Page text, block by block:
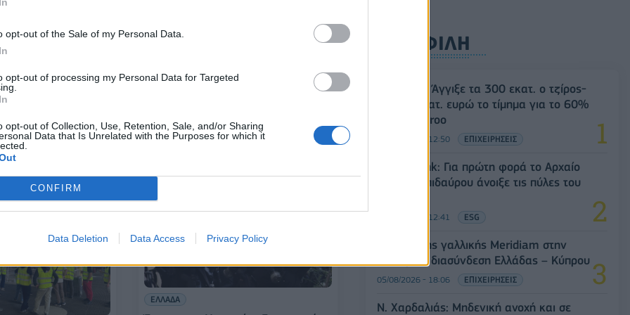
opt-out of the Sale of my Personal Data.
opt-out of processing my Personal Data for Targeted
opt-out of Collection, Use, Retention, Sale, and/or Sharing
Data that Is Unrelated with the Purposes for which it
CONFIRM
Data Deletion Data Access Privacy Policy
της χώρας
κίνητρο
για πολλούς -
24/10/2024 - 09:47
ΕΛΛΑΔΑ
ΔΗΜΟΦΙΛΗ
Evergood: Άγγιξε τα 300 εκατ. ο τζίρος-
Στα 10 εκατ. ευρώ το τίμημα για το 60%
του Jackaroo
05/08/2026 - 12:50 ΕΠΙΧΕΙΡΗΣΕΙΣ
Alpha Bank: Για πρώτη φορά το Αρχαίο
Θέατρο Επιδαύρου άνοιξε τις πύλες του
05/08/2026 - 12:41 ESG
Είσοδος της γαλλικής Meridiam στην
ηλεκτρική διασύνδεση Ελλάδας – Κύπρου
05/08/2026 - 18:06 ΕΠΙΧΕΙΡΗΣΕΙΣ
Ν. Χαρδαλιάς: Μηδενική ανοχή και σε